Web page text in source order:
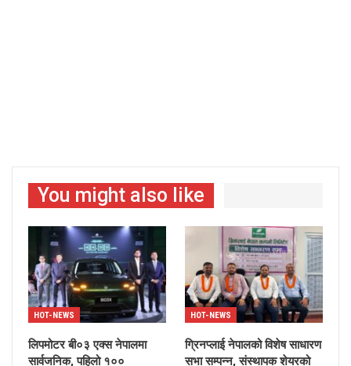
You might also like
HOT-NEWS
लिपमोटर बी०३ एक्स नेपालमा
सार्वजनिक, पहिलो १००
HOT-NEWS
ग्रिनप्लाई नेपालको विशेष साधारण
सभा सम्पन्न, संस्थापक शेयरको